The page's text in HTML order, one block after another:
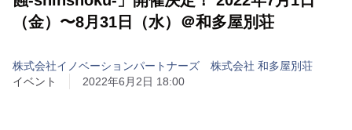
（金）〜8月31日（水）＠和多屋別荘
株式会社イノベーションパートナーズ 株式会社 和多屋別荘
イベント
2022年6月2日 18:00